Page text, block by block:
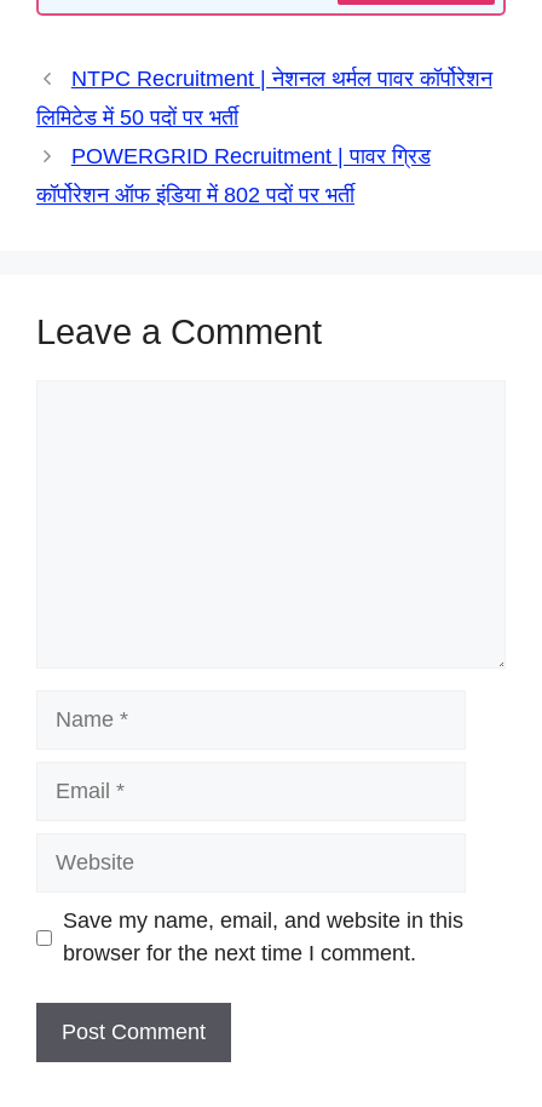
p
o
a
g
r
I
NTPC Recruitment | नेशनल थर्मल पावर कॉर्पोरेशन
लिमिटेड में 50 पदों पर भर्ती
POWERGRID Recruitment | पावर ग्रिड
कॉर्पोरेशन ऑफ इंडिया में 802 पदों पर भर्ती
Leave a Comment
Website
Save my name, email, and website in this
browser for the next time I comment.